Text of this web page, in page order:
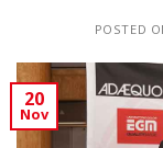
POSTED
20
Nov